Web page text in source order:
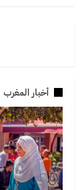
أخبار المغرب